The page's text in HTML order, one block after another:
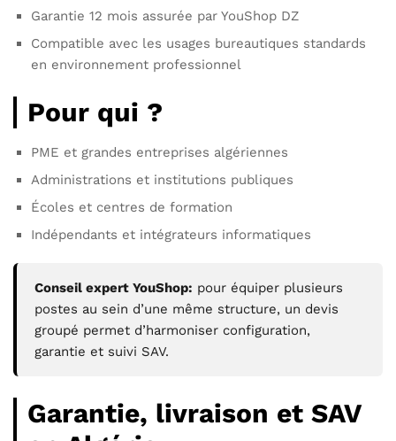
Garantie 12 mois assurée par YouShop DZ
Compatible avec les usages bureautiques standards
en environnement professionnel
Pour qui ?
PME et grandes entreprises algériennes
Administrations et institutions publiques
Écoles et centres de formation
Indépendants et intégrateurs informatiques
Conseil expert YouShop: pour équiper plusieurs
postes au sein d’une même structure, un devis
groupé permet d’harmoniser configuration,
garantie et suivi SAV.
Garantie, livraison et SAV